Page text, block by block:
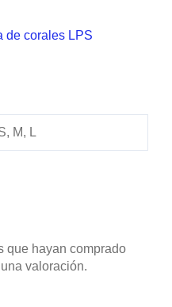
de corales LPS
M, L
que hayan comprado
valoración.